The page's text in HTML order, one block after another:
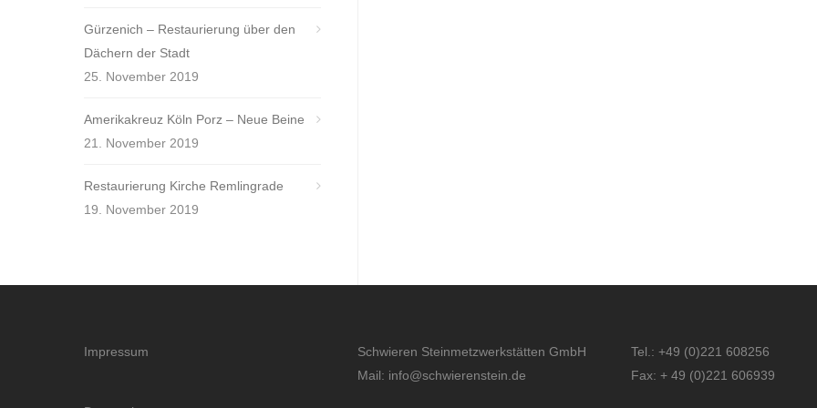
Gürzenich – Restaurierung über den
Dächern der Stadt
25. November 2019
Amerikakreuz Köln Porz – Neue Beine
21. November 2019
Restaurierung Kirche Remlingrade
19. November 2019
Impressum
Schwieren Steinmetzwerkstätten GmbH
Mail: info@schwierenstein.de
Tel.: +49 (0)221 608256
Fax: + 49 (0)221 606939